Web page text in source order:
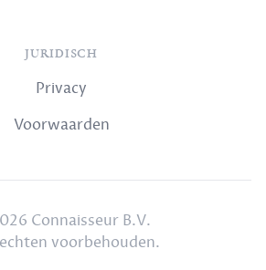
JURIDISCH
Privacy
Voorwaarden
Connaisseur B.V.
voorbehouden.